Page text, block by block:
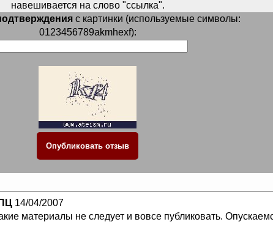
навешивается на слово "ссылка".
с картинки (используемые символы:
0123456789akmhexf):
14/04/2007
материалы не следует и вовсе публиковать.